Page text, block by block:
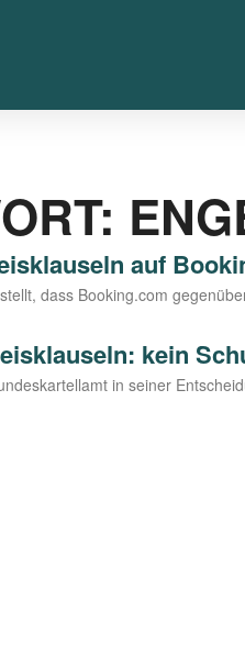
auf
dass Boo​king​.com
kein
in sei­ner